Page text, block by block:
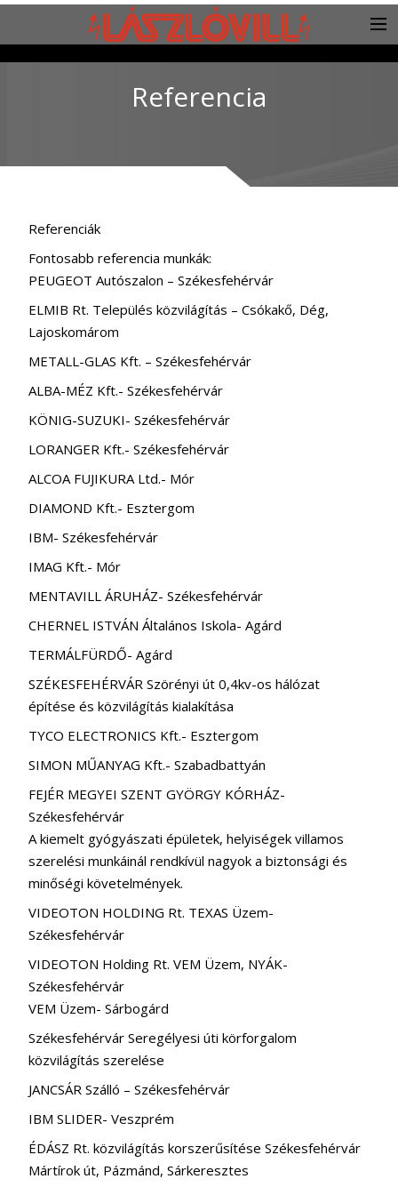
Referencia
Referenciák
Fontosabb referencia munkák:
PEUGEOT Autószalon – Székesfehérvár
ELMIB Rt. Település közvilágítás – Csókakő, Dég,
Lajoskomárom
METALL-GLAS Kft. – Székesfehérvár
ALBA-MÉZ Kft.- Székesfehérvár
KÖNIG-SUZUKI- Székesfehérvár
LORANGER Kft.- Székesfehérvár
ALCOA FUJIKURA Ltd.- Mór
DIAMOND Kft.- Esztergom
IBM- Székesfehérvár
IMAG Kft.- Mór
MENTAVILL ÁRUHÁZ- Székesfehérvár
CHERNEL ISTVÁN Általános Iskola- Agárd
TERMÁLFÜRDŐ- Agárd
SZÉKESFEHÉRVÁR Szörényi út 0,4kv-os hálózat
építése és közvilágítás kialakítása
TYCO ELECTRONICS Kft.- Esztergom
SIMON MŰANYAG Kft.- Szabadbattyán
FEJÉR MEGYEI SZENT GYÖRGY KÓRHÁZ-
Székesfehérvár
A kiemelt gyógyászati épületek, helyiségek villamos
szerelési munkáinál rendkívül nagyok a biztonsági és
minőségi követelmények.
VIDEOTON HOLDING Rt. TEXAS Üzem-
Székesfehérvár
VIDEOTON Holding Rt. VEM Üzem, NYÁK-
Székesfehérvár
VEM Üzem- Sárbogárd
Székesfehérvár Seregélyesi úti körforgalom
közvilágítás szerelése
JANCSÁR Szálló – Székesfehérvár
IBM SLIDER- Veszprém
ÉDÁSZ Rt. közvilágítás korszerűsítése Székesfehérvár
Mártírok út, Pázmánd, Sárkeresztes